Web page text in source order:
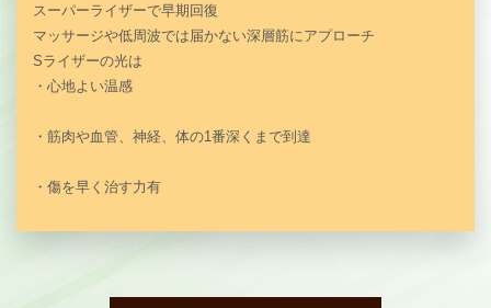
スーパーライザーで早期回復
マッサージや低周波では届かない深層筋にアプローチ
Sライザーの光は
・心地よい温感
・筋肉や血管、神経、体の1番深くまで到達
・傷を早く治す力有